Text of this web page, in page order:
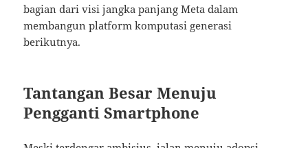
bagian dari visi jangka panjang Meta dalam
membangun platform komputasi generasi
berikutnya.
Tantangan Besar Menuju
Pengganti Smartphone